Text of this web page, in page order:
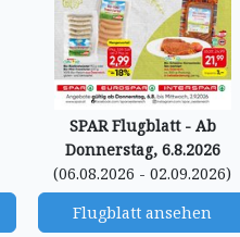
SPAR Flugblatt - Ab
Donnerstag, 6.8.2026
(06.08.2026 - 02.09.2026)
Flugblatt ansehen